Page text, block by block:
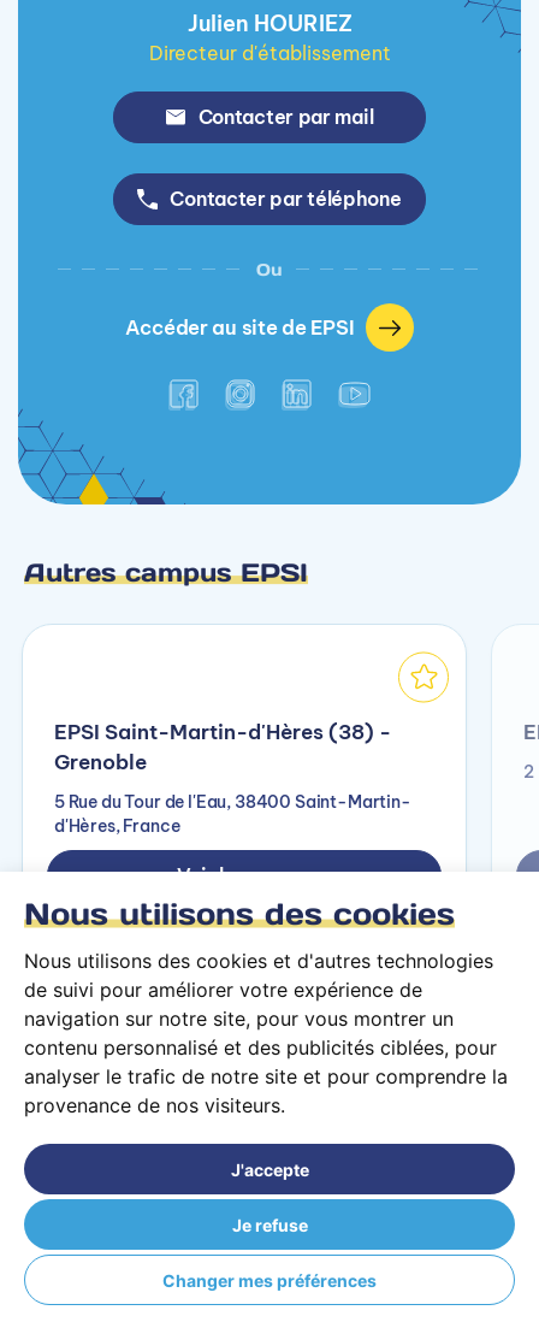
Nous utilisons des cookies
Nous utilisons des cookies et d'autres technologies
de suivi pour améliorer votre expérience de
navigation sur notre site, pour vous montrer un
contenu personnalisé et des publicités ciblées, pour
analyser le trafic de notre site et pour comprendre la
provenance de nos visiteurs.
J'accepte
Je refuse
Changer mes préférences
Julien HOURIEZ
Directeur d'établissement
Contacter par mail
Contacter par téléphone
Ou
Accéder au site de EPSI
Autres campus EPSI
EPSI Saint-Martin-d'Hères (38) -
Grenoble
5 Rue du Tour de l'Eau, 38400 Saint-Martin-
d'Hères, France
Voir le campus
2
Conditions générales d’utilisation
© 2026 PARCOURS Privé tous droits réservés
Revenir à la recherche